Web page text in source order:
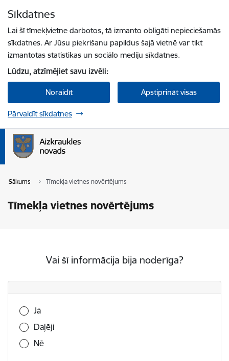
Sīkdatnes
Lai šī tīmekļvietne darbotos, tā izmanto obligāti nepieciešamās
sīkdatnes. Ar Jūsu piekrišanu papildus šajā vietnē var tikt
izmantotas statistikas un sociālo mediju sīkdatnes.
Lūdzu, atzīmējiet savu izvēli:
Noraidīt Apstiprināt visas
Pārvaldīt sīkdatnes
Sākums Tīmekļa vietnes novērtējums
Tīmekļa vietnes novērtējums
Vai šī informācija bija noderīga?
Vai šī informācija bija noderīga?
Jā
Daļēji
Nē